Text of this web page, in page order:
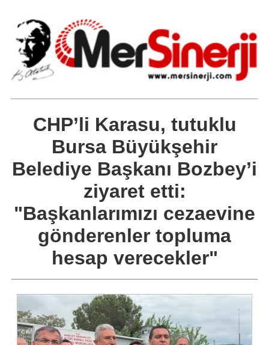
CHP’li Karasu, tutuklu
Bursa Büyükşehir
Belediye Başkanı Bozbey’i
ziyaret etti:
"Başkanlarımızı cezaevine
gönderenler topluma
hesap verecekler"